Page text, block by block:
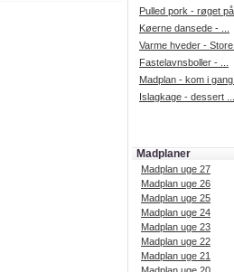
Pulled pork - røget på
Køerne dansede - ...
Varme hveder - Store
Fastelavnsboller - ...
Madplan - kom i gang
Islagkage - dessert ...
Madplaner
Madplan uge 27
Madplan uge 26
Madplan uge 25
Madplan uge 24
Madplan uge 23
Madplan uge 22
Madplan uge 21